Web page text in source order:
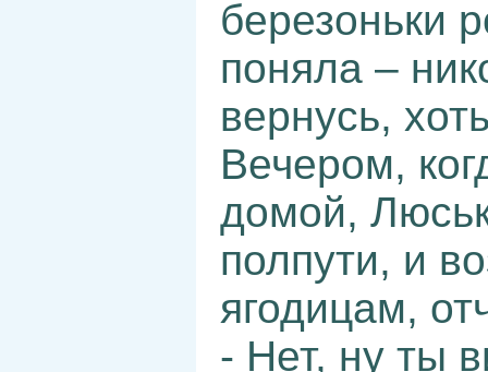
березоньки
поняла –
вернусь,
Вечером,
домой,
полпути, и
ягодицам,
- Нет, ну ты